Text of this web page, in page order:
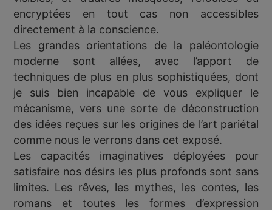
encryptées en tout cas non accessibles
directement à la conscience.
Les grandes orientations de la paléontologie
moderne sont allées, avec l’apport de
techniques de plus en plus sophistiquées, dont
je suis bien incapable de vous expliquer le
mécanisme, vers une sorte de déconstruction
des idées reçues sur les origines de l’art pariétal
comme nous le verrons dans cet exposé.
Les capacités imaginatives déployées pour
satisfaire nos désirs les plus profonds sont sans
limites. Les rêves, les mythes, les contes, les
romans et toutes les formes d’expression